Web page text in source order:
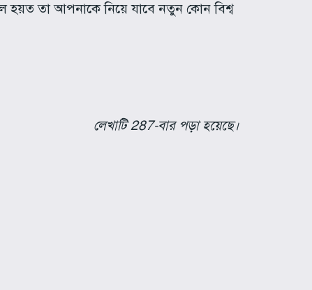
হয়ত তা আপনাকে নিয়ে যাবে নতুন কোন বিশ্ব
লেখাটি 287-বার পড়া হয়েছে।